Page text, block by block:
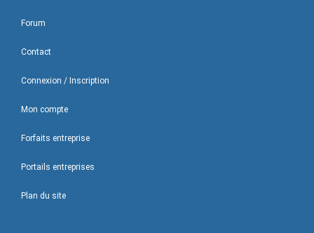
Forum
Contact
Connexion / Inscription
Mon compte
Forfaits entreprise
Portails entreprises
Plan du site